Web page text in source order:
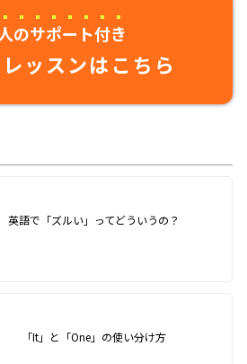
のサポート付き
ッスンはこちら
英語で「ズルい」ってどういうの？
「It」と「One」の使い分け方